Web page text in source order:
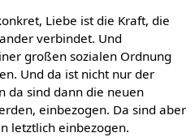
Liebe ist die Kraft, die
verbindet. Und
großen sozialen Ordnung
Und da ist nicht nur der
da sind dann die neuen
einbezogen. Da sind aber
letztlich einbezogen.